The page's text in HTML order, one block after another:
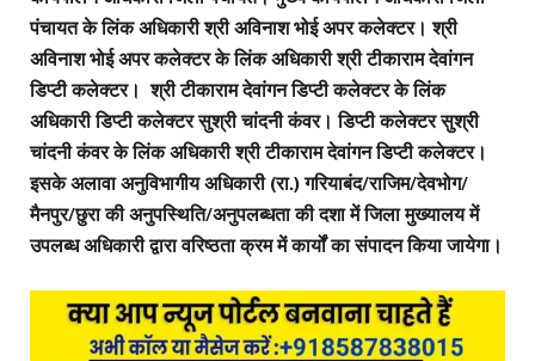
पंचायत के लिंक अधिकारी श्री अविनाश भोई अपर कलेक्टर। श्री
अविनाश भोई अपर कलेक्टर के लिंक अधिकारी श्री टीकाराम देवांगन
डिप्टी कलेक्टर। श्री टीकाराम देवांगन डिप्टी कलेक्टर के लिंक
अधिकारी डिप्टी कलेक्टर सुश्री चांदनी कंवर। डिप्टी कलेक्टर सुश्री
चांदनी कंवर के लिंक अधिकारी श्री टीकाराम देवांगन डिप्टी कलेक्टर।
इसके अलावा अनुविभागीय अधिकारी (रा.) गरियाबंद/राजिम/देवभोग/
मैनपुर/छुरा की अनुपस्थिति/अनुपलब्धता की दशा में जिला मुख्यालय में
उपलब्ध अधिकारी द्वारा वरिष्ठता क्रम में कार्यों का संपादन किया जायेगा।